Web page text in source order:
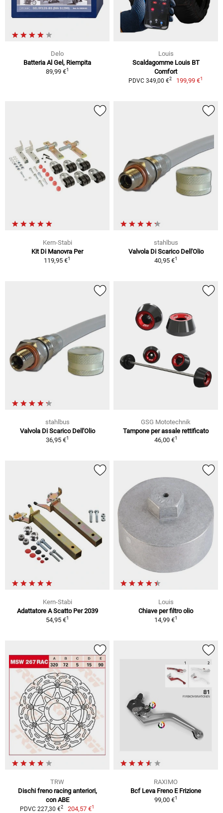
Delo
Batteria Al Gel, Riempita
89,99 €1
Louis
Scaldagomme Louis BT
Comfort
PDVC 349,00 €2 199,99 €1
Kern-Stabi
Kit Di Manovra Per
119,95 €1
stahlbus
Valvola Di Scarico Dell'Olio
40,95 €1
stahlbus
Valvola Di Scarico Dell'Olio
36,95 €1
GSG Mototechnik
Tampone per assale rettificato
46,00 €1
Kern-Stabi
Adattatore A Scatto Per 2039
54,95 €1
Louis
Chiave per filtro olio
14,99 €1
TRW
Dischi freno racing anteriori,
con ABE
PDVC 227,30 €2 204,57 €1
RAXIMO
Bcf Leva Freno E Frizione
99,00 €1